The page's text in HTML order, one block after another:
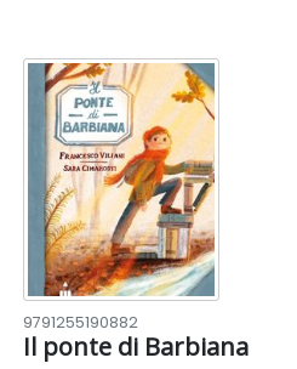
9791255190882
Il ponte di Barbiana